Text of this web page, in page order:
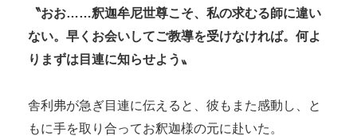
〝おお……釈迦牟尼世尊こそ、私の求むる師に違い
ない。早くお会いしてご教導を受けなければ。何よ
りまずは目連に知らせよう〟
舎利弗が急ぎ目連に伝えると、彼もまた感動し、と
もに手を取り合ってお釈迦様の元に赴いた。